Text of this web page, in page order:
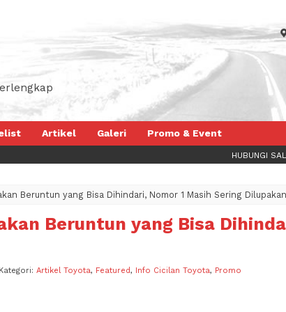
Artikel Galeri Promo & Event
HUBUNGI SALES
Beruntun yang Bisa Dihindari, Nomor 1 Masih Sering Dilupakan
Beruntun yang Bisa
Artikel Toyota, Featured, Info Cicilan Toyota, Promo